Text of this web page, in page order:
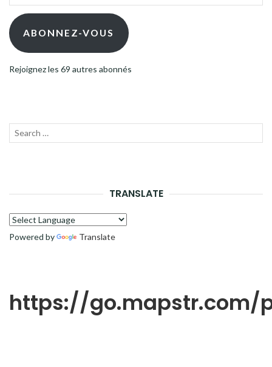
mail ABONNEZ-VOUS
Rejoignez les 69 autres abonnés
Recherche
TRANSLATE
Powered by Translate
https://go.mapstr.com/